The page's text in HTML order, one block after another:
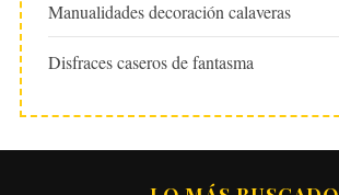
Manualidades decoración calaveras
Disfraces caseros de fantasma